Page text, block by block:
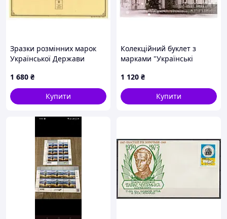
Зразки розмінних марок
Української Держави
1 680 ₴
Купити
Колекційний буклет з
марками "Українські
Печерській лаврі" 2023 рік
1 120 ₴
Купити